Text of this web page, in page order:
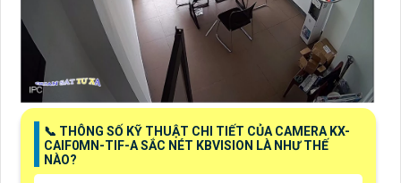
📞 THÔNG SỐ KỸ THUẬT CHI TIẾT CỦA CAMERA KX-
CAIF0MN-TIF-A SẮC NÉT KBVISION LÀ NHƯ THẾ
NÀO?